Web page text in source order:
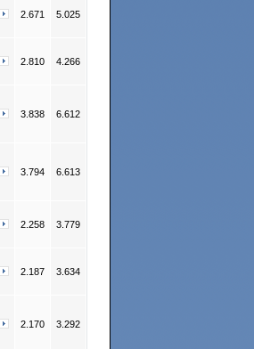
2.671 5.025
2.810 4.266
3.838 6.612
3.794 6.613
2.258 3.779
2.187 3.634
2.170 3.292